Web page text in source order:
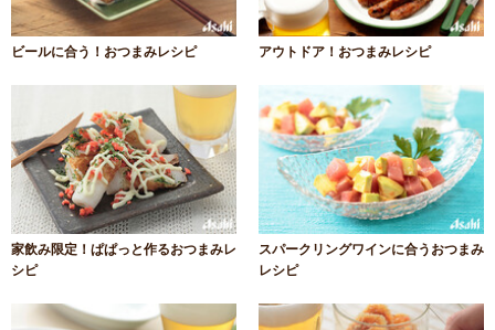
ビールに合う！おつまみレシピ アウトドア！おつまみレシピ
家飲み限定！ぱぱっと作るおつまみレ
シピ
スパークリングワインに合うおつまみ
レシピ